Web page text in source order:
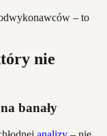
– to
nie
banały